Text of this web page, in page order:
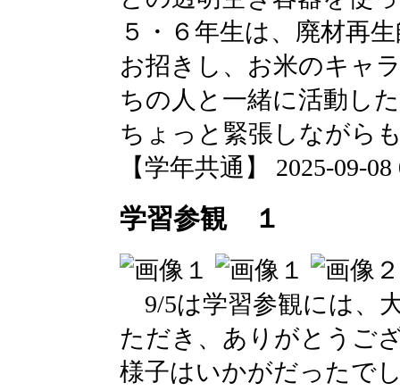
５・６年生は、廃材再
お招きし、お米のキャ
ちの人と一緒に活動し
ちょっと緊張しながら
【学年共通】 2025-09-
学習参観 １
9/5は学習参観には、
ただき、ありがとうご
様子はいかがだったで